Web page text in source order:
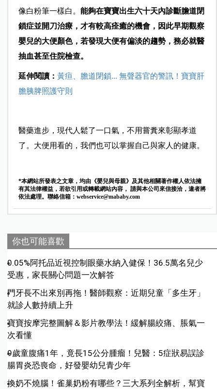
像白粉筆一樣白。 能夠在寶寶出生六十天內診斷膽道閉
鎖症並開刀治療，才有較高痊癒的機會，因此早期觀察
嬰兒的大便顏色，若發現大便有偏淡的趨勢，務必就醫
抽血甚至住院檢查。
延伸閱讀： 黃疸、膽道閉鎖... 無聲器官的警訊！寶寶肝
膽胰脾照護守則
醫藥進步，現代人鬆了一口氣，不用嘗糞來彰顯孝道
了。大便用看的，我們也可以掌握自己與家人的健康。
*本網站所發表之文章，均由《嬰兒與母親》及其他相關著作權人依法擁
有其法律權益，若欲引用或轉載網站內容， 請與本公司來信接洽，違者將
依法處理。聯絡信箱： webservice@mababy.com
你也可能喜歡
0.05%阿托品近視控制眼藥水納入健保！36.5萬名兒少
受惠，家長關心問題一次解答
門牙長不出來別再拖！醫師觀察：近期兒童「多生牙」
就診人數持續上升
寶寶按摩完整圖解＆影片教學法！緩解腸絞痛、脹氣一
次看懂
9歲童腹痛1年，竟長15公分腫瘤！兒醫：5症狀易誤診
腸胃炎恐喪命，好發嬰幼兒青少年
換奶不燒腦！雀巢奶粉有哪些？三大系列全解析，幫寶